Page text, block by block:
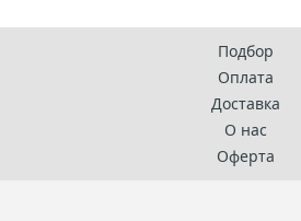
Подбор
Оплата
Доставка
О нас
Оферта